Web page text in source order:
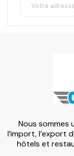
Nous sommes
l’import, l’export
hôtels et